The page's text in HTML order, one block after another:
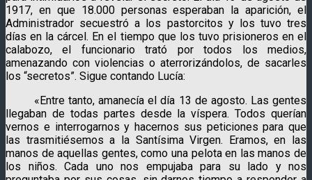
1917, en que 18.000 personas esperaban la aparición, el
Administrador secuestró a los pastorcitos y los tuvo tres
días en la cárcel. En el tiempo que los tuvo prisioneros en el
calabozo, el funcionario trató por todos los medios,
amenazando con violencias o aterrorizándolos, de sacarles
los “secretos”. Sigue contando Lucía:
«Entre tanto, amanecía el día 13 de agosto. Las gentes
llegaban de todas partes desde la víspera. Todos querían
vernos e interrogarnos y hacernos sus peticiones para que
las trasmitiésemos a la Santísima Virgen. Eramos, en las
manos de aquellas gentes, como una pelota en las manos de
los niños. Cada uno nos empujaba para su lado y nos